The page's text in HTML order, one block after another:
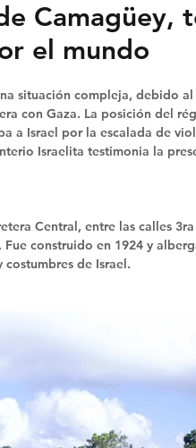
Políticos
Camagüey,
el mundo
situación compleja, debido
con Gaza. La posición del
a Israel por la escalada de
Israelita testimonia la
Central, entre las calles
construido en 1924 y
de Israel.